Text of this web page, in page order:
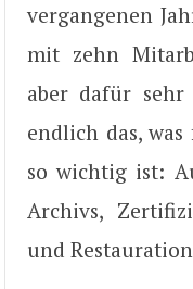
vergangenen
mit zehn
aber dafür
endlich das,
so wichtig ist:
Archivs,
und